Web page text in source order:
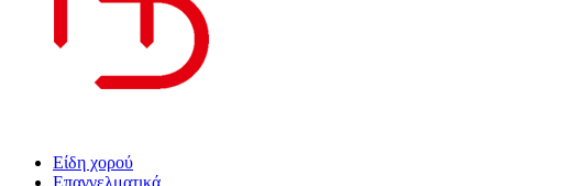
Είδη χορού
Επαγγελματικά